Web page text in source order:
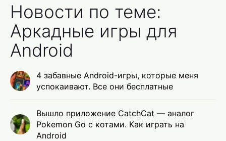
Новости по теме:
Аркадные игры для
Android
4 забавные Android-игры, которые меня
успокаивают. Все они бесплатные
Вышло приложение CatchCat — аналог
Pokemon Go с котами. Как играть на
Android